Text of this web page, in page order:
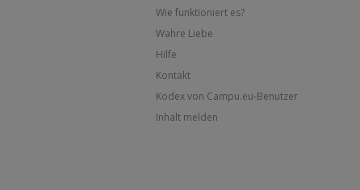
Wie funktioniert es?
Wahre Liebe
Hilfe
Kontakt
Kodex von Campu.eu-Benutzer
Inhalt melden